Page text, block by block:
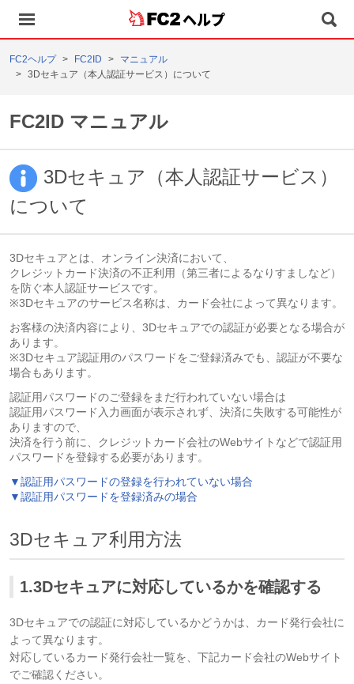
ヘルプ
FC2ヘルプ FC2ID
マニュアル
3Dセキュア（本人認証サービス）について
FC2ID マニュアル
3Dセキュア（本人認証サービス）
について
3Dセキュアとは、オンライン決済において、
クレジットカード決済の不正利用（第三者によるなりすましなど）
を防ぐ本人認証サービスです。
※3Dセキュアのサービス名称は、カード会社によって異なります。
お客様の決済内容により、3Dセキュアでの認証が必要となる場合が
あります。
※3Dセキュア認証用のパスワードをご登録済みでも、認証が不要な
場合もあります。
認証用パスワードのご登録をまだ行われていない場合は
認証用パスワード入力画面が表示されず、決済に失敗する可能性が
ありますので、
決済を行う前に、クレジットカード会社のWebサイトなどで認証用
パスワードを登録する必要があります。
▼認証用パスワードの登録を行われていない場合
▼認証用パスワードを登録済みの場合
3Dセキュア利用方法
1.3Dセキュアに対応しているかを確認する
3Dセキュアでの認証に対応しているかどうかは、カード発行会社に
よって異なります。
対応しているカード発行会社一覧を、下記カード会社のWebサイト
でご確認ください。